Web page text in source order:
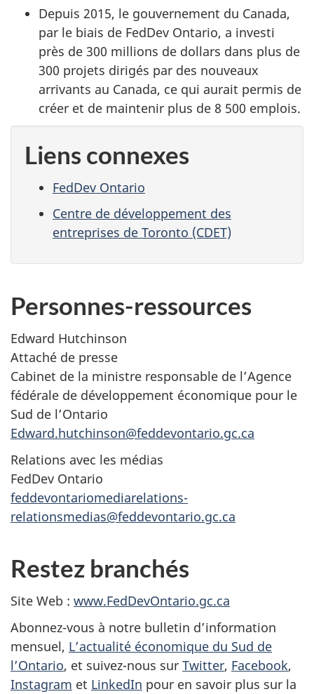
Depuis 2015, le gouvernement du Canada,
par le biais de FedDev Ontario, a investi
près de 300 millions de dollars dans plus de
300 projets dirigés par des nouveaux
arrivants au Canada, ce qui aurait permis de
créer et de maintenir plus de 8 500 emplois.
Liens connexes
FedDev Ontario
Centre de développement des
entreprises de Toronto (CDET)
Personnes-ressources
Edward Hutchinson
Attaché de presse
Cabinet de la ministre responsable de l’Agence
fédérale de développement économique pour le
Sud de l’Ontario
Edward.hutchinson@feddevontario.gc.ca
Relations avec les médias
FedDev Ontario
feddevontariomediarelations-
relationsmedias@feddevontario.gc.ca
Restez branchés
Site Web : www.FedDevOntario.gc.ca
Abonnez-vous à notre bulletin d’information
mensuel, L’actualité économique du Sud de
l’Ontario, et suivez-nous sur Twitter, Facebook,
Instagram et LinkedIn pour en savoir plus sur la